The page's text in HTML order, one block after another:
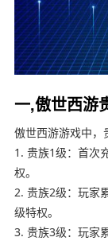
一,傲世西游
傲世西游游戏中，
1. 贵族1级：首次
权。
2. 贵族2级：玩家
级特权。
3. 贵族3级：玩家